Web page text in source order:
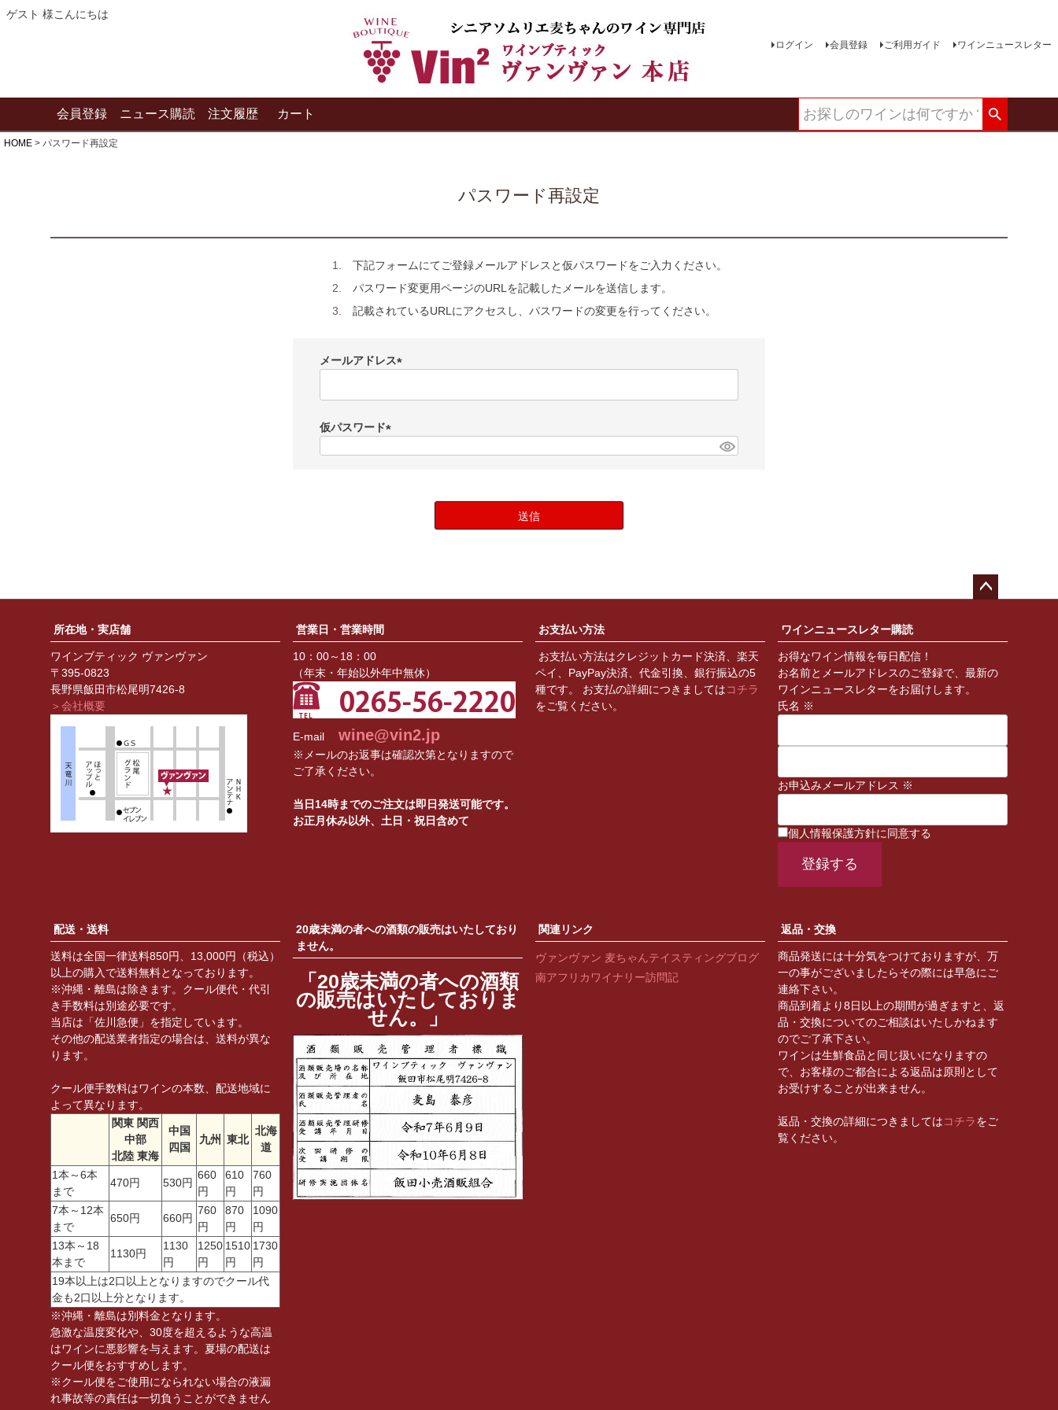
ゲスト 様こんにちは
ログイン 会員登録 ご利用ガイド ワインニュースレター
会員登録 ニュース購読 注文履歴 カート
HOME パスワード再設定
パスワード再設定
下記フォームにてご登録メールアドレスと仮パスワードをご入力ください。
パスワード変更用ページのURLを記載したメールを送信します。
記載されているURLにアクセスし、パスワードの変更を行ってください。
メールアドレス
必
仮パスワード
送信
ップ
所在地・実店舗
ワインブティック ヴァンヴァン
〒395-0823
長野県飯田市松尾明7426-8
＞会社概要
営業日・営業時間
10：00～18：00
（年末・年始以外年中無休）
E-mail wine@vin2.jp
※メールのお返事は確認次第となりますので
ご了承ください。
当日14時までのご注文は即日発送可能です。
お正月休み以外、土日・祝日含めて
お支払い方法
お支払い方法はクレジットカード決済、楽天
ペイ、PayPay決済、代金引換、銀行振込の5
種です。 お支払の詳細につきましてはコチラ
をご覧ください。
ワインニュースレター購読
お得なワイン情報を毎日配信！
お名前とメールアドレスのご登録で、最新の
ワインニュースレターをお届けします。
氏名 ※
お申込みメールアドレス ※
個人情報保護方針に同意する
配送・送料
送料は全国一律送料850円、13,000円（税込）
以上の購入で送料無料となっております。
※沖縄・離島は除きます。クール便代・代引
き手数料は別途必要です。
当店は「佐川急便」を指定しています。
その他の配送業者指定の場合は、送料が異な
ります。
クール便手数料はワインの本数、配送地域に
よって異なります。
関東 関西
中部
北陸 東海
中国
四国
九州 東北
北海
道
1本～6本
まで
470円 530円
660
円
610
円
760
円
7本～12本
まで
650円 660円
760
円
870
円
1090
円
13本～18
本まで
1130円
1130
円
1250
円
1510
円
1730
円
19本以上は2口以上となりますのでクール代
金も2口以上分となります。
※沖縄・離島は別料金となります。
急激な温度変化や、30度を超えるような高温
はワインに悪影響を与えます。夏場の配送は
クール便をおすすめします。
※クール便をご使用になられない場合の液漏
れ事故等の責任は一切負うことができません
20歳未満の者への酒類の販売はいたしており
ません。
「20歳未満の者への酒類
の販売はいたしておりま
せん。」
関連リンク
ヴァンヴァン 麦ちゃんテイスティングブログ
南アフリカワイナリー訪問記
返品・交換
商品発送には十分気をつけておりますが、万
一の事がございましたらその際には早急にご
連絡下さい。
商品到着より8日以上の期間が過ぎますと、返
品・交換についてのご相談はいたしかねます
のでご了承下さい。
ワインは生鮮食品と同じ扱いになりますの
で、お客様のご都合による返品は原則として
お受けすることが出来ません。
返品・交換の詳細につきましてはコチラをご
覧ください。